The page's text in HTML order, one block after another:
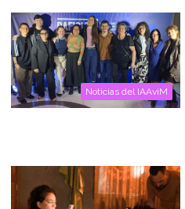
Noticias del IAAviM